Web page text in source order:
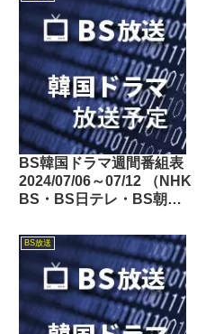
BS韓国ドラマ週間番組表
2024/07/06～07/12 （NHK
BS・BS日テレ・BS朝
東・BSフジ）
BS放送